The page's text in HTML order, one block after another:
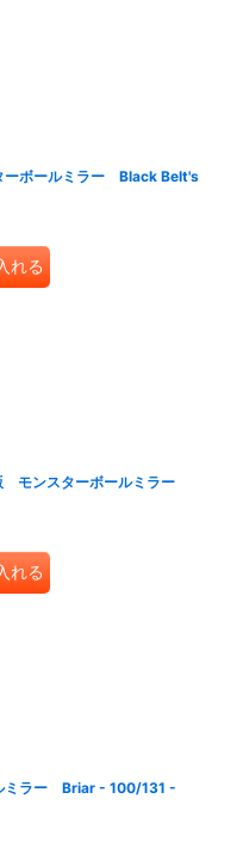
ボールミラー Black Belt's
れる
モンスターボールミラー
れる
ミラー Briar - 100/131 -